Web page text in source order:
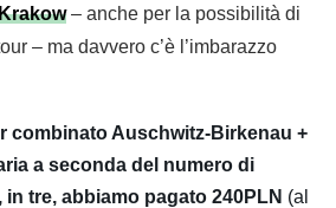
– anche per la possibilità di
– ma davvero c’è l’imbarazzo
combinato Auschwitz-Birkenau +
a seconda del numero di
tre, abbiamo pagato 240PLN (al